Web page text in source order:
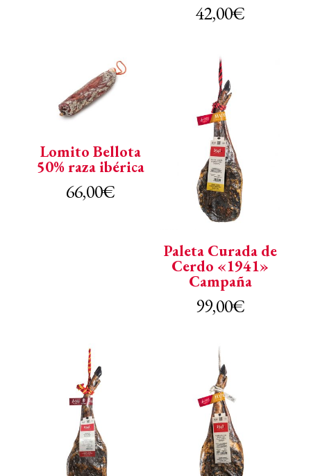
42,00€
Lomito Bellota
50% raza ibérica
66,00€
Paleta Curada de
Cerdo «1941»
Campaña
99,00€